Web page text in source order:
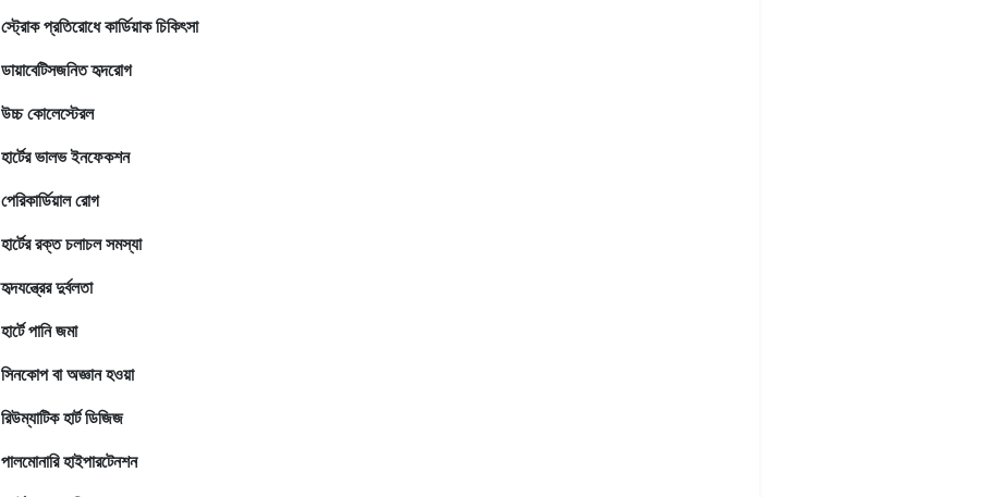
স্ট্রোক প্রতিরোধে কার্ডিয়াক চিকিৎসা
ডায়াবেটিসজনিত হৃদরোগ
উচ্চ কোলেস্টেরল
হার্টের ভালভ ইনফেকশন
পেরিকার্ডিয়াল রোগ
হার্টের রক্ত চলাচল সমস্যা
হৃদযন্ত্রের দুর্বলতা
হার্টে পানি জমা
সিনকোপ বা অজ্ঞান হওয়া
রিউম্যাটিক হার্ট ডিজিজ
পালমোনারি হাইপারটেনশন